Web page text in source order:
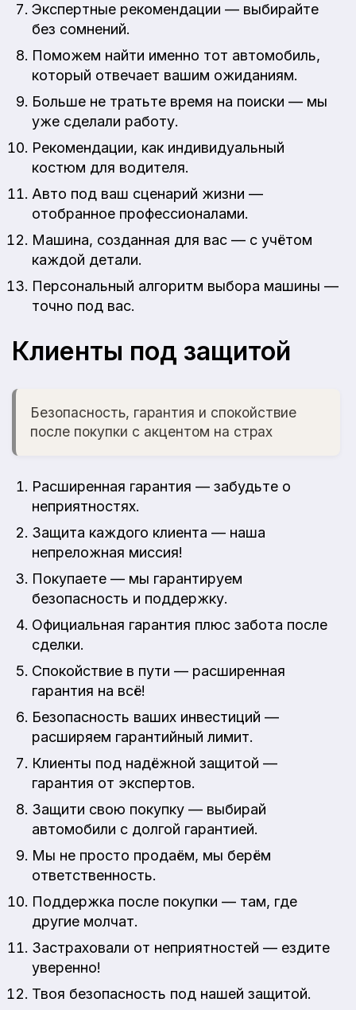
Экспертные рекомендации — выбирайте
без сомнений.
Поможем найти именно тот автомобиль,
который отвечает вашим ожиданиям.
Больше не тратьте время на поиски — мы
уже сделали работу.
Рекомендации, как индивидуальный
костюм для водителя.
Авто под ваш сценарий жизни —
отобранное профессионалами.
Машина, созданная для вас — с учётом
каждой детали.
Персональный алгоритм выбора машины —
точно под вас.
Клиенты под защитой
Безопасность, гарантия и спокойствие
после покупки с акцентом на страх
Расширенная гарантия — забудьте о
неприятностях.
Защита каждого клиента — наша
непреложная миссия!
Покупаете — мы гарантируем
безопасность и поддержку.
Официальная гарантия плюс забота после
сделки.
Спокойствие в пути — расширенная
гарантия на всё!
Безопасность ваших инвестиций —
расширяем гарантийный лимит.
Клиенты под надёжной защитой —
гарантия от экспертов.
Защити свою покупку — выбирай
автомобили с долгой гарантией.
Мы не просто продаём, мы берём
ответственность.
Поддержка после покупки — там, где
другие молчат.
Застраховали от неприятностей — ездите
уверенно!
Твоя безопасность под нашей защитой.